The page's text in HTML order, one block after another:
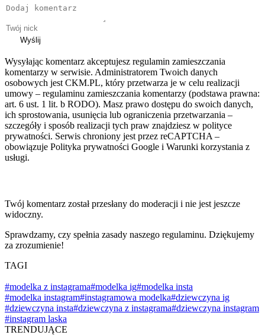
Wyślij
Wysyłając komentarz akceptujesz regulamin zamieszczania
komentarzy w serwisie. Administratorem Twoich danych
osobowych jest CKM.PL, który przetwarza je w celu realizacji
umowy – regulaminu zamieszczania komentarzy (podstawa prawna:
art. 6 ust. 1 lit. b RODO). Masz prawo dostępu do swoich danych,
ich sprostowania, usunięcia lub ograniczenia przetwarzania –
szczegóły i sposób realizacji tych praw znajdziesz w polityce
prywatności. Serwis chroniony jest przez reCAPTCHA –
obowiązuje Polityka prywatności Google i Warunki korzystania z
usługi.
Twój komentarz został przesłany do moderacji i nie jest jeszcze
widoczny.
Sprawdzamy, czy spełnia zasady naszego regulaminu. Dziękujemy
za zrozumienie!
TAGI
#modelka z instagrama#modelka ig#modelka insta
#modelka instagram#instagramowa modelka#dziewczyna ig
#dziewczyna insta#dziewczyna z instagrama#dziewczyna instagram
#instagram laska
TRENDUJĄCE